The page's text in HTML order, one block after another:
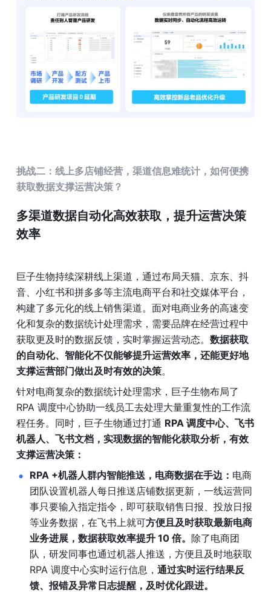
挑战二：线上多店铺经营，渠道信息难统计，如何便携
获取数据支撑运营决策？
多渠道数据自动化高效获取，提升运营决策
效率
巨子生物持续深耕线上渠道，通过布局天猫、京东、抖
音、小红书和拼多多等主流电商平台和社交媒体平台，
构建了多元化的线上销售渠道。面对电商业务的高速变
化和复杂的数据统计处理需求，需要品牌在经营过程中
获取更及时的数据反馈，实时掌握运营动态。 数据获取
的自动化、智能化不仅能够提升运营效率，还能更好地
支撑运营部门做出及时有效的决策。
针对电商复杂的数据统计处理需求，巨子生物布局了
RPA 调度中心协助一线员工去处理大量重复性的工作流
程任务。同时，巨子生物通过打通 RPA 调度中心、飞书
机器人、飞书文档，实现数据的智能化获取分析，有效
支撑运营决策：
RPA +机器人群内智能推送，电商数据在手边： 电商
团队设置机器人每日推送店铺数据更新，一线运营同
事只要输入指定指令，即可获取销售日报、投放日报
等业务数据，在飞书上就可方便且及时获取最新电商
业务进展，数据获取效率提升 10 倍。 除了电商团
队，研发同事也通过机器人推送，方便且及时地获取
RPA 调度中心实时运行信息， 通过实时运行结果反
馈、报错及异常日志提醒，及时优化跟进。